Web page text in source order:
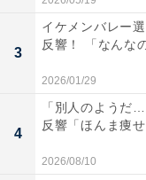
3
イケメンバレー
反響！ 「なんな
2026/01/29
4
「別人のようだ
反響「ほんま痩
2026/08/10